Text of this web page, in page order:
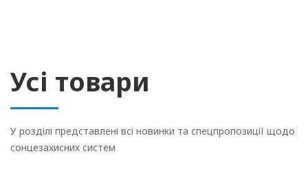
Усі товари
У розділі представлені всі новинки та спецпропозиції щодо
сонцезахисних систем